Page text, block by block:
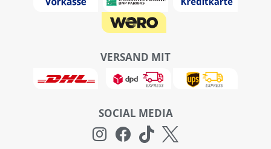
VERSAND MIT
SOCIAL MEDIA